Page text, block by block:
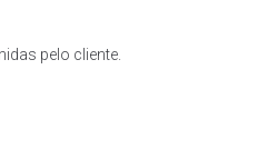
pelo cliente.